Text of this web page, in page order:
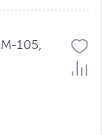
105,